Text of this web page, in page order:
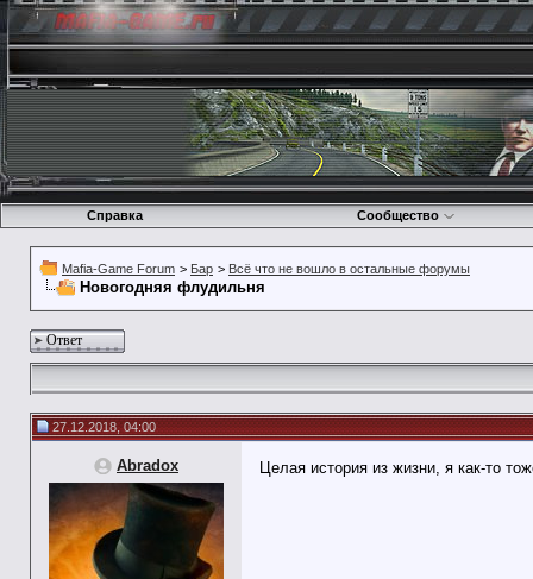
Справка Сообщество
Mafia-Game Forum > Бар > Всё что не вошло в остальные форумы
Новогодняя флудильня
Ответ
27.12.2018, 04:00
Abradox Целая история из жизни, я как-то